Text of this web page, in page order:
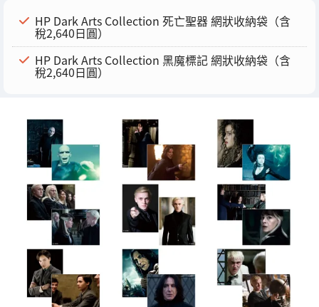
HP Dark Arts Collection 死亡聖器 網狀收納袋（含
稅2,640日圓）
HP Dark Arts Collection 黑魔標記 網狀收納袋（含
稅2,640日圓）